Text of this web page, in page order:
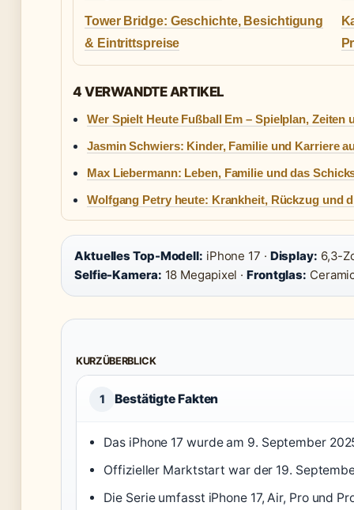
Tower Bridge: Geschichte, Besichtigung
& Eintrittspreise
4 VERWANDTE ARTIKEL
Wer Spielt Heute Fußball Em – Spielplan, Zeiten
Jasmin Schwiers: Kinder, Familie und Karriere
Max Liebermann: Leben, Familie und das
Wolfgang Petry heute: Krankheit, Rückzug und
Aktuelles Top-Modell: iPhone 17 · Display: 6,3-
Selfie-Kamera: 18 Megapixel ·Frontglas:
KURZÜBERBLICK
1 Bestätigte Fakten
Das iPhone 17 wurde am 9. September
Offizieller Marktstart war der 19.
Die Serie umfasst iPhone 17, Air, Pro und